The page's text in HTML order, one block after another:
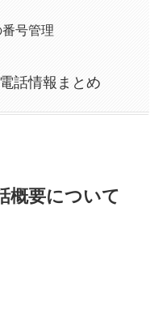
号管理
話情報まとめ
概要について